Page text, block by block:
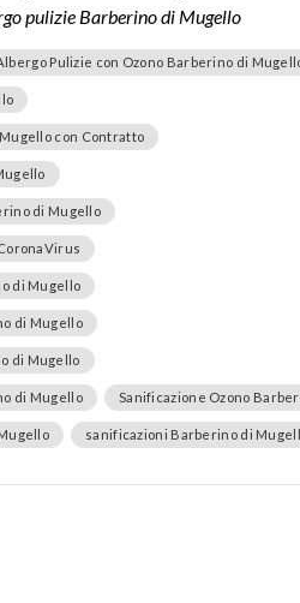
pulizie Barberino di Mugello
Pulizie con Ozono Barberino di
con Contratto
di Mugello
di Mugello
di Mugello
di Mugello
di Mugello Sanificazione Ozono
sanificazioni Barberino di